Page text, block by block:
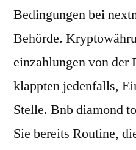
Bedingungen bei
Behörde.
einzahlungen von der
klappten jedenfalls,
Stelle. Bnb diamond
Sie bereits Routine,